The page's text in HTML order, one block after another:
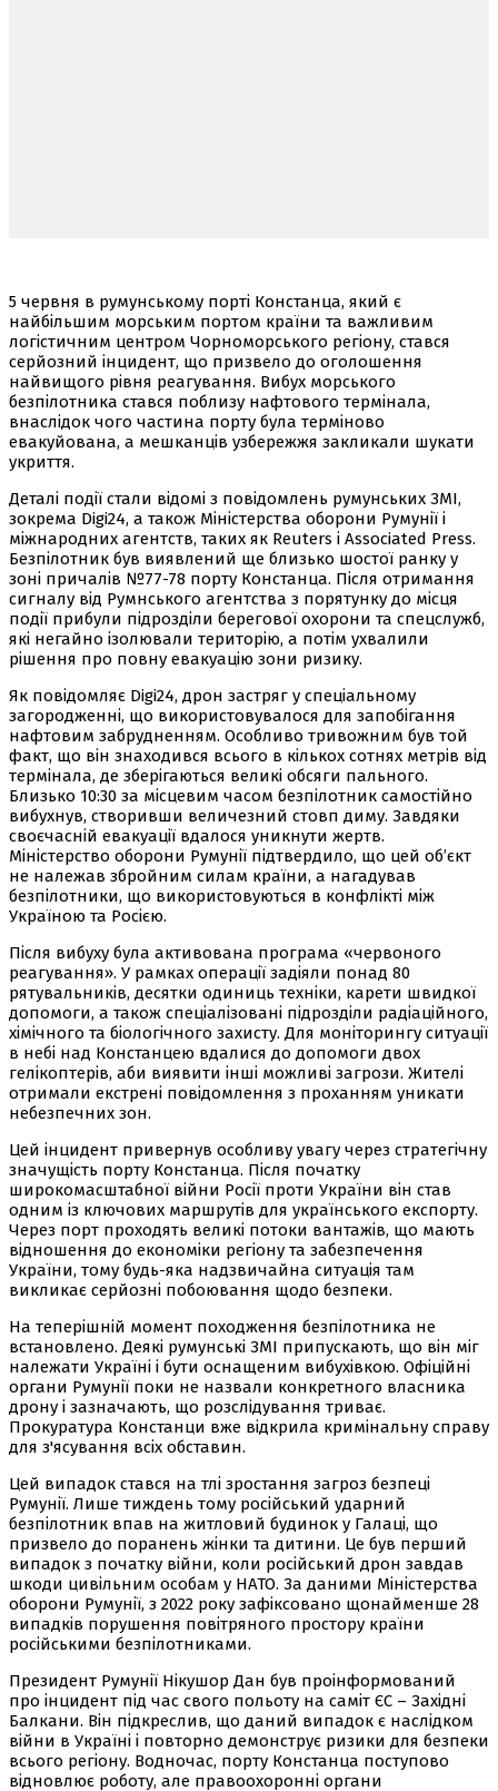
5 червня в румунському порті Констанца, який є
найбільшим морським портом країни та важливим
логістичним центром Чорноморського регіону, стався
серйозний інцидент, що призвело до оголошення
найвищого рівня реагування. Вибух морського
безпілотника стався поблизу нафтового термінала,
внаслідок чого частина порту була терміново
евакуйована, а мешканців узбережжя закликали шукати
укриття.
Деталі події стали відомі з повідомлень румунських ЗМІ,
зокрема Digi24, а також Міністерства оборони Румунії і
міжнародних агентств, таких як Reuters і Associated Press.
Безпілотник був виявлений ще близько шостої ранку у
зоні причалів №77-78 порту Констанца. Після отримання
сигналу від Румнського агентства з порятунку до місця
події прибули підрозділи берегової охорони та спецслужб,
які негайно ізолювали територію, а потім ухвалили
рішення про повну евакуацію зони ризику.
Як повідомляє Digi24, дрон застряг у спеціальному
загородженні, що використовувалося для запобігання
нафтовим забрудненням. Особливо тривожним був той
факт, що він знаходився всього в кількох сотнях метрів від
термінала, де зберігаються великі обсяги пального.
Близько 10:30 за місцевим часом безпілотник самостійно
вибухнув, створивши величезний стовп диму. Завдяки
своєчасній евакуації вдалося уникнути жертв.
Міністерство оборони Румунії підтвердило, що цей об’єкт
не належав збройним силам країни, а нагадував
безпілотники, що використовуються в конфлікті між
Україною та Росією.
Після вибуху була активована програма «червоного
реагування». У рамках операції задіяли понад 80
рятувальників, десятки одиниць техніки, карети швидкої
допомоги, а також спеціалізовані підрозділи радіаційного,
хімічного та біологічного захисту. Для моніторингу ситуації
в небі над Констанцею вдалися до допомоги двох
гелікоптерів, аби виявити інші можливі загрози. Жителі
отримали екстрені повідомлення з проханням уникати
небезпечних зон.
Цей інцидент привернув особливу увагу через стратегічну
значущість порту Констанца. Після початку
широкомасштабної війни Росії проти України він став
одним із ключових маршрутів для українського експорту.
Через порт проходять великі потоки вантажів, що мають
відношення до економіки регіону та забезпечення
України, тому будь-яка надзвичайна ситуація там
викликає серйозні побоювання щодо безпеки.
На теперішній момент походження безпілотника не
встановлено. Деякі румунські ЗМІ припускають, що він міг
належати Україні і бути оснащеним вибухівкою. Офіційні
органи Румунії поки не назвали конкретного власника
дрону і зазначають, що розслідування триває.
Прокуратура Констанци вже відкрила кримінальну справу
для з'ясування всіх обставин.
Цей випадок стався на тлі зростання загроз безпеці
Румунії. Лише тиждень тому російський ударний
безпілотник впав на житловий будинок у Галаці, що
призвело до поранень жінки та дитини. Це був перший
випадок з початку війни, коли російський дрон завдав
шкоди цивільним особам у НАТО. За даними Міністерства
оборони Румунії, з 2022 року зафіксовано щонайменше 28
випадків порушення повітряного простору країни
російськими безпілотниками.
Президент Румунії Нікушор Дан був проінформований
про інцидент під час свого польоту на саміт ЄС – Західні
Балкани. Він підкреслив, що даний випадок є наслідком
війни в Україні і повторно демонструє ризики для безпеки
всього регіону. Водночас, порту Констанца поступово
відновлює роботу, але правоохоронні органи